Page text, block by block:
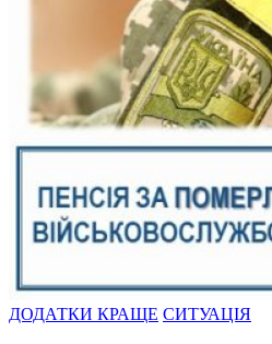
ДОДАТКИ КРАЩЕ СИТУАЦІЯ